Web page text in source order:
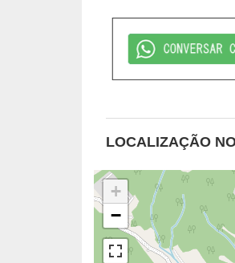
LOCALIZAÇÃO
+
−